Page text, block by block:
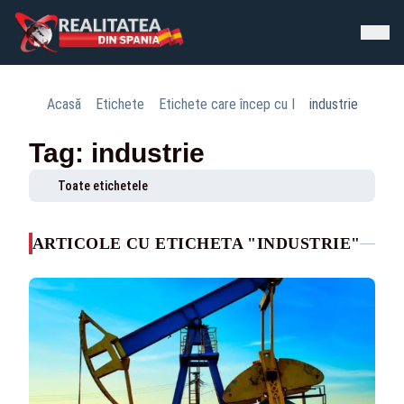
Acasă Etichete Etichete care încep cu I industrie
Tag: industrie
Toate etichetele
ARTICOLE CU ETICHETA "INDUSTRIE"